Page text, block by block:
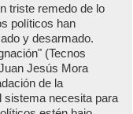
triste remedo de lo
políticos han
y desarmado.
(Tecnos
Jesús Mora
de la
sistema necesita para